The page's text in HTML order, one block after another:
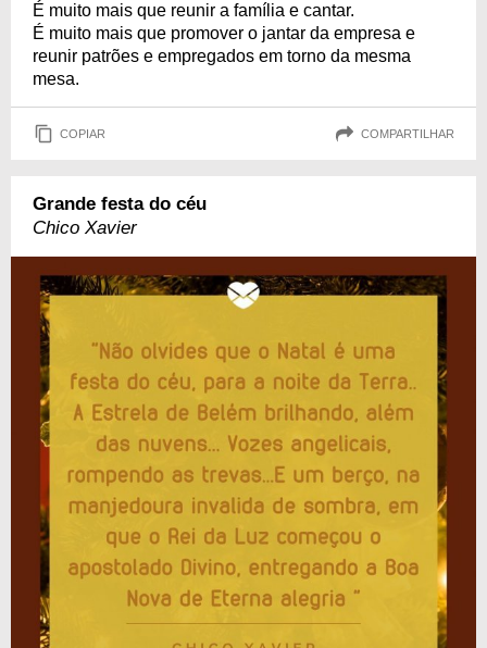
É muito mais que reunir a família e cantar.
É muito mais que promover o jantar da empresa e
reunir patrões e empregados em torno da mesma
mesa.
COPIAR COMPARTILHAR
Grande festa do céu
Chico Xavier